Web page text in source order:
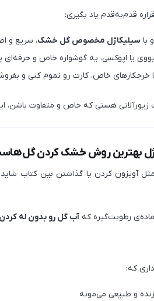
قدم‌به‌قدم یاد بگیری:
با سیلیکاژل مخصوص گل خشک، سریع و
یا اپوکسی، یه گوشواره خاص و حرفه‌ای
خرجکارهای خاص، کارت رو تموم کنی و
هستی که خاص و متفاوت باشن،
بهترین روش خشک کردن
آویزون کردن یا گذاشتن بین کتاب
ماده‌ی رطوبت‌گیره که آب گل رو بدون له
که:
و طبیعی می‌مونه